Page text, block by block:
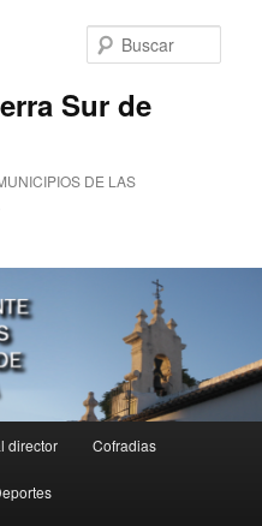
Sur de
DE LAS
director Cofradias